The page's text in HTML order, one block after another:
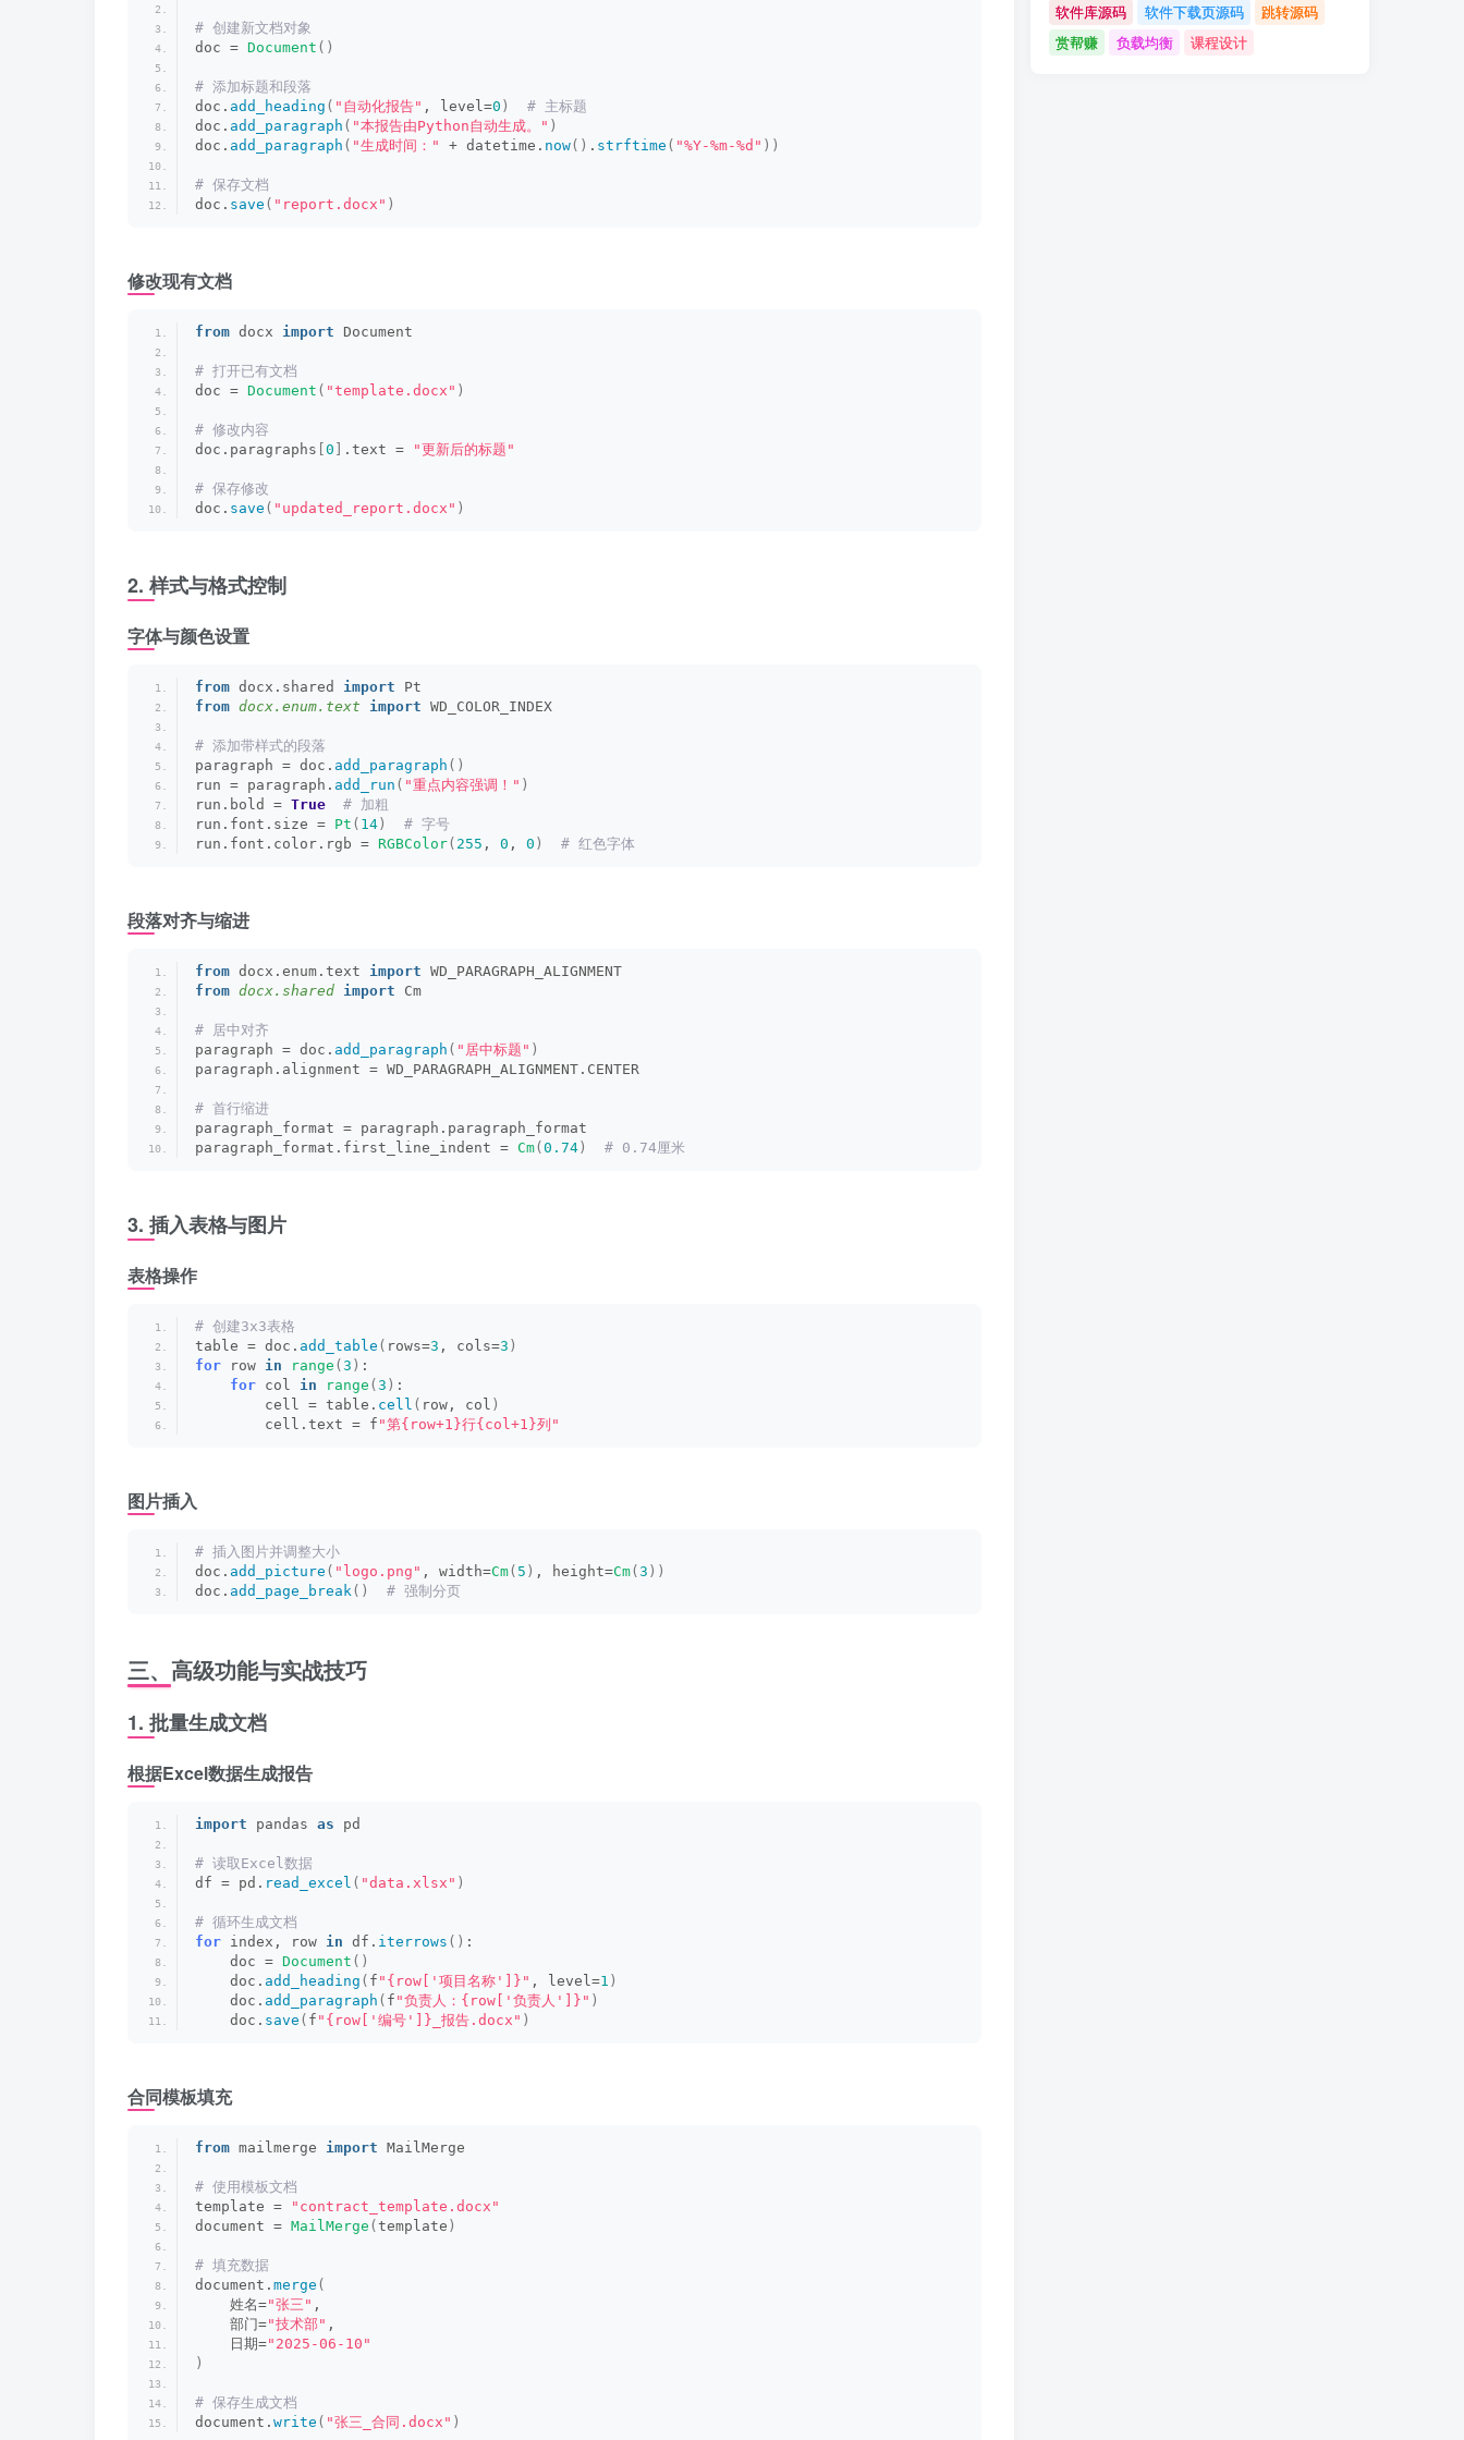
# 创建新文档对象
doc = Document ()
# 添加标题和段落
doc. add_heading ( "自动化报告" , level=0 )
# 主标题
doc. add_paragraph ( "本报告由Python自动生成。" )
doc. add_paragraph ( "生成时间：" + datetime. now() . strftime ( "%Y-%m-%d" ))
# 保存文档
doc. save ( "report.docx" )
修改现有文档
from docx import Document
# 打开已有文档
doc = Document ( "template.docx" )
# 修改内容
doc.paragraphs 0 .text = "更新后的标题"
# 保存修改
doc. save ( "updated_report.docx" )
2. 样式与格式控制
字体与颜色设置
from docx.shared import Pt
from docx.enum.text import WD_COLOR_INDEX
# 添加带样式的段落
paragraph = doc. add_paragraph ()
run = paragraph. add_run ( "重点内容强调！" )
run.bold = True
# 加粗
run.font.size = Pt ( 14 )
# 字号
run.font.color.rgb = RGBColor( 255 , 0 , 0 ) # 红色字体
段落对齐与缩进
from docx.enum.text import WD_PARAGRAPH_ALIGNMENT
from docx.shared import Cm
# 居中对齐
paragraph = doc. add_paragraph ( "居中标题" )
paragraph.alignment = WD_PARAGRAPH_ALIGNMENT.CENTER
# 首行缩进
paragraph_format = paragraph.paragraph_format
paragraph_format.first_line_indent = Cm( 0.74 ) # 0.74厘米
3. 插入表格与图片
表格操作
# 创建3x3表格
table = doc. add_table ( rows=3 , cols=3 )
for row in range ( 3 ) :
for col in range ( 3 ) :
        cell = table.
cell ( row, col )
        cell.text = f
"第{row+1}行{col+1}列"
图片插入
# 插入图片并调整大小
doc. add_picture ( "logo.png" , width=Cm( 5 ) , height=Cm( 3 ))
doc. add_page_break() # 强制分页
三、高级功能与实战技巧
1. 批量生成文档
根据Excel数据生成报告
import pandas as pd
# 读取Excel数据
df = pd. read_excel ( "data.xlsx" )
# 循环生成文档
for index, row in df. iterrows () :
    doc =
Document ()
    doc.
add_heading ( f "{row['项目名称']}" , level=1 )
    doc.
add_paragraph ( f "负责人：{row['负责人']}" )
    doc.
save ( f "{row['编号']}_报告.docx" )
合同模板填充
from mailmerge import MailMerge
# 使用模板文档
template =
"contract_template.docx"
document = MailMerge ( template )
# 填充数据
document. merge (
    姓名=
"张三" ,
    部门=
"技术部" ,
    日期=
"2025-06-10"
)
# 保存生成文档
document. write ( "张三_合同.docx" )
软件库源码
软件下载页源码
跳转源码
赏帮赚
负载均衡 课程设计